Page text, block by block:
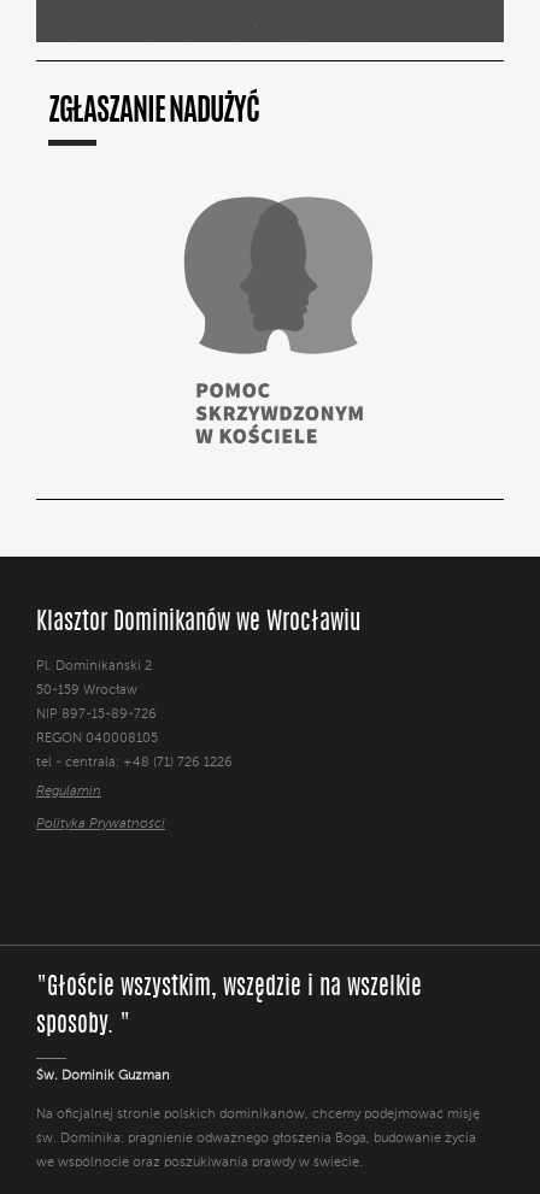
ZGŁASZANIE NADUŻYĆ
Klasztor Dominikanów we Wrocławiu
Pl. Dominikański 2
50-159 Wrocław
NIP 897-15-89-726
REGON 040008105
tel - centrala: +48 (71) 726 1226
Regulamin
Polityka Prywatności
"Głoście wszystkim, wszędzie i na wszelkie
sposoby. "
Św. Dominik Guzman
Na oficjalnej stronie polskich dominikanów, chcemy podejmować misję
św. Dominika: pragnienie odważnego głoszenia Boga, budowanie życia
we wspólnocie oraz poszukiwania prawdy w świecie.